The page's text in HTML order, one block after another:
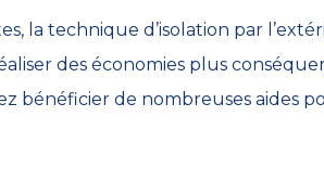
la technique d’isolation par
des économies plus
bénéficier de nombreuses aides